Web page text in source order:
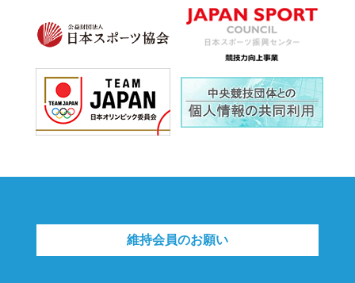
維持会員のお願い